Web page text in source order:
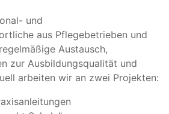
und
aus Pflegebetrieben und
Austausch,
zur Ausbildungsqualität und
arbeiten wir an zwei Projekten: